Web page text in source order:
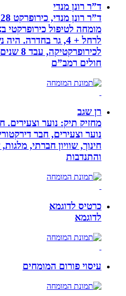
ד”ר רונן מנדי
ד”ר
מומחה לטיפול כירופרקטי
לרחל + 4, גר בחדרה.
חולים רמב”ם
רן שגב
מחזיק תיק: נוער וצעירים.
נוער וצעירים, חבר
חינוך, שוויון חברתי, מלגות,
והתנדבות
כרטיס לדוגמא
לדוגמא
עיסוי פורום המומחים